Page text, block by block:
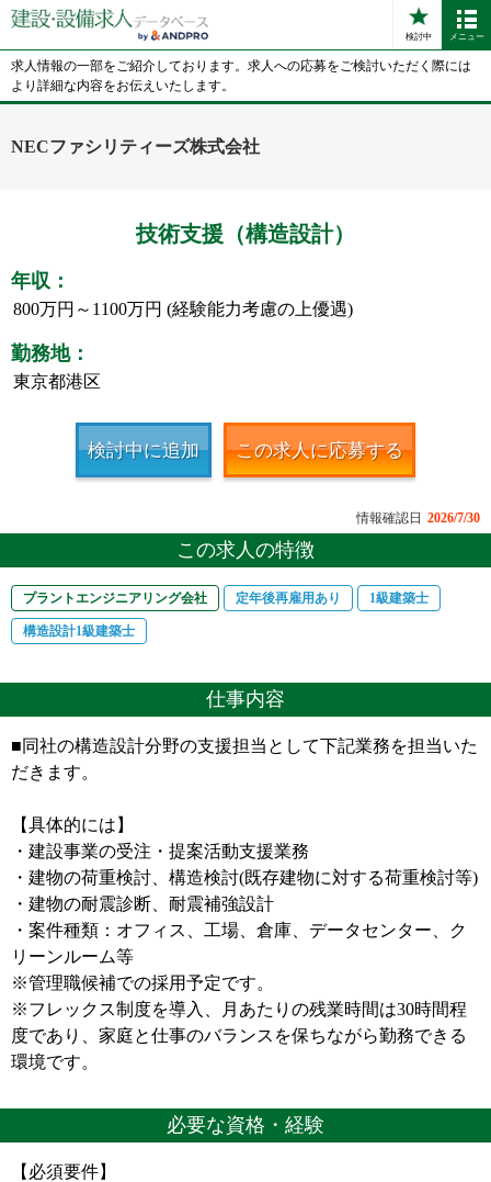
検討中 メニュー
求人情報の一部をご紹介しております。求人への応募をご検討いただく際には
より詳細な内容をお伝えいたします。
NECファシリティーズ株式会社
技術支援（構造設計）
年収：
800万円～1100万円 (経験能力考慮の上優遇)
勤務地：
東京都港区
検討中に追加 この求人に応募する
情報確認日 2026/7/30
この求人の特徴
プラントエンジニアリング会社 定年後再雇用あり 1級建築士
構造設計1級建築士
仕事内容
■同社の構造設計分野の支援担当として下記業務を担当いた
だきます。
【具体的には】
・建設事業の受注・提案活動支援業務
・建物の荷重検討、構造検討(既存建物に対する荷重検討等)
・建物の耐震診断、耐震補強設計
・案件種類：オフィス、工場、倉庫、データセンター、ク
リーンルーム等
※管理職候補での採用予定です。
※フレックス制度を導入、月あたりの残業時間は30時間程
度であり、家庭と仕事のバランスを保ちながら勤務できる
環境です。
必要な資格・経験
【必須要件】